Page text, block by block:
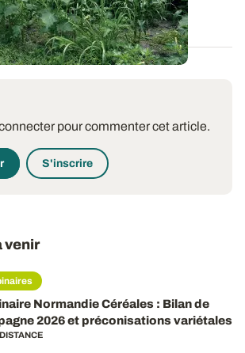
pour commenter cet article.
S'inscrire
venir
Normandie Céréales : Bilan de
2026 et préconisations variétales